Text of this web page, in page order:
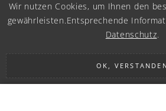
Wir nutzen Cookies, um Ihnen den
gewährleisten.Entsprechende
Datenschutz.
OK,